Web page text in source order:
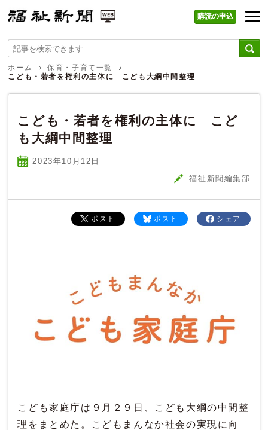
福祉新聞 WEB
購読の申込
ホーム
保育・子育て一覧
こども・若者を権利の主体に こども大綱中間整理
こども・若者を権利の主体に こど
も大綱中間整理
2023年10 月 12 日
福祉新聞編集部
シェア
ポスト
ポスト
こども家庭庁は９月２９日、こども大綱の中間整
理をまとめた。こどもまんなか社会の実現に向